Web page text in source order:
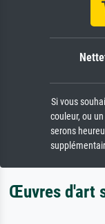
Si vous
couleur, ou
serons
Œuvres d'art